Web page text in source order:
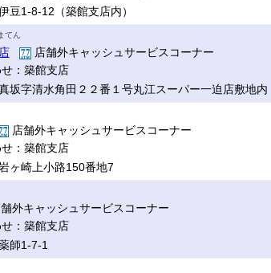
豆1-8-12（築館支店内）
てん
店舗外キャッシュサービスコーナー
：築館支店
坂字清水角田２２番１号丸江スーパー一迫店敷地内
店舗外キャッシュサービスコーナー
：築館支店
ヶ崎上小路150番地7
舗外キャッシュサービスコーナー
：築館支店
師1-7-1